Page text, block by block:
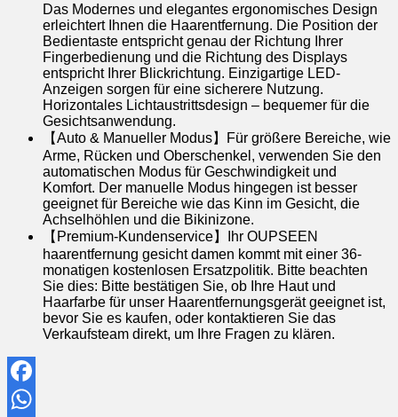
Das Modernes und elegantes ergonomisches Design
erleichtert Ihnen die Haarentfernung. Die Position der
Bedientaste entspricht genau der Richtung Ihrer
Fingerbedienung und die Richtung des Displays
entspricht Ihrer Blickrichtung. Einzigartige LED-
Anzeigen sorgen für eine sicherere Nutzung.
Horizontales Lichtaustrittsdesign – bequemer für die
Gesichtsanwendung.
【Auto & Manueller Modus】Für größere Bereiche, wie
Arme, Rücken und Oberschenkel, verwenden Sie den
automatischen Modus für Geschwindigkeit und
Komfort. Der manuelle Modus hingegen ist besser
geeignet für Bereiche wie das Kinn im Gesicht, die
Achselhöhlen und die Bikinizone.
【Premium-Kundenservice】Ihr OUPSEEN
haarentfernung gesicht damen kommt mit einer 36-
monatigen kostenlosen Ersatzpolitik. Bitte beachten
Sie dies: Bitte bestätigen Sie, ob Ihre Haut und
Haarfarbe für unser Haarentfernungsgerät geeignet ist,
bevor Sie es kaufen, oder kontaktieren Sie das
Verkaufsteam direkt, um Ihre Fragen zu klären.
Facebook